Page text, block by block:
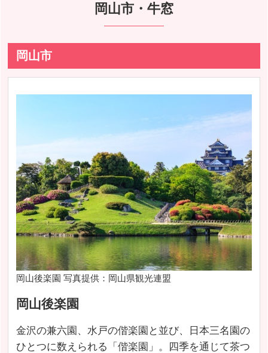
岡山市・牛窓
岡山市
岡山後楽園 写真提供：岡山県観光連盟
岡山後楽園
金沢の兼六園、水戸の偕楽園と並び、日本三名園の
ひとつに数えられる「偕楽園」。四季を通じて茶つ